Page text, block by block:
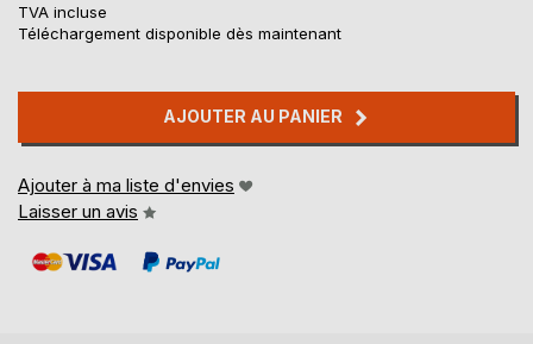
TVA incluse
Téléchargement disponible dès maintenant
AJOUTER AU PANIER
Ajouter à ma liste d'envies
Laisser un avis